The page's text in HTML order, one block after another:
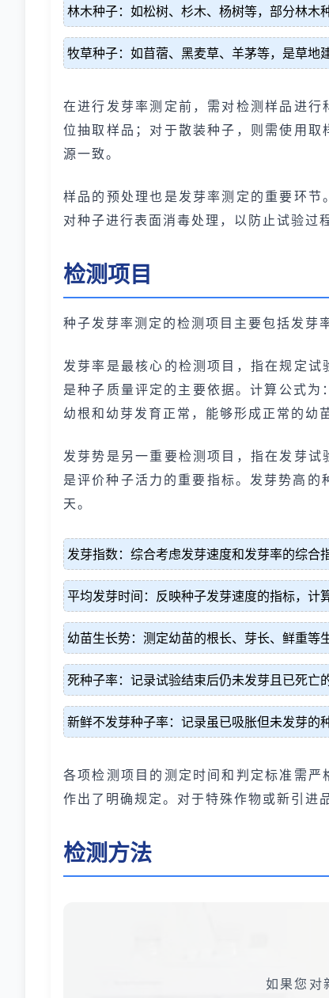
林木种子：如松树、杉木、杨树等，部分林木
牧草种子：如苜蓿、黑麦草、羊茅等，是草地
在进行发芽率测定前，需对检测样品进
位抽取样品；对于散装种子，则需使用
源一致。
样品的预处理也是发芽率测定的重要环
对种子进行表面消毒处理，以防止试验过
检测项目
种子发芽率测定的检测项目主要包括发芽
发芽率是最核心的检测项目，指在规定
是种子质量评定的主要依据。计算公式
幼根和幼芽发育正常，能够形成正常的幼苗
发芽势是另一重要检测项目，指在发芽
是评价种子活力的重要指标。发芽势高
天。
发芽指数：综合考虑发芽速度和发芽率的综
平均发芽时间：反映种子发芽速度的指标，
幼苗生长势：测定幼苗的根长、芽长、鲜重等
死种子率：记录试验结束后仍未发芽且已死亡
新鲜不发芽种子率：记录虽已吸胀但未发芽的
各项检测项目的测定时间和判定标准需
作出了明确规定。对于特殊作物或新引进
检测方法
如果您对